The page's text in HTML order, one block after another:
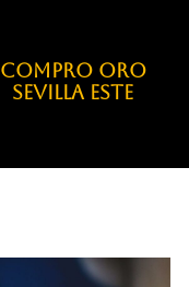
COMPRO ORO
Sevilla Este